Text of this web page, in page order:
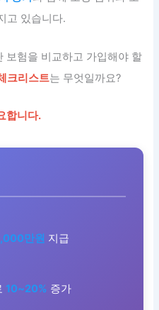
고 있습니다.
보험을 비교하고 가입해야 할
크리스트는 무엇일까요?
합니다.
만원 지급
10~20% 증가